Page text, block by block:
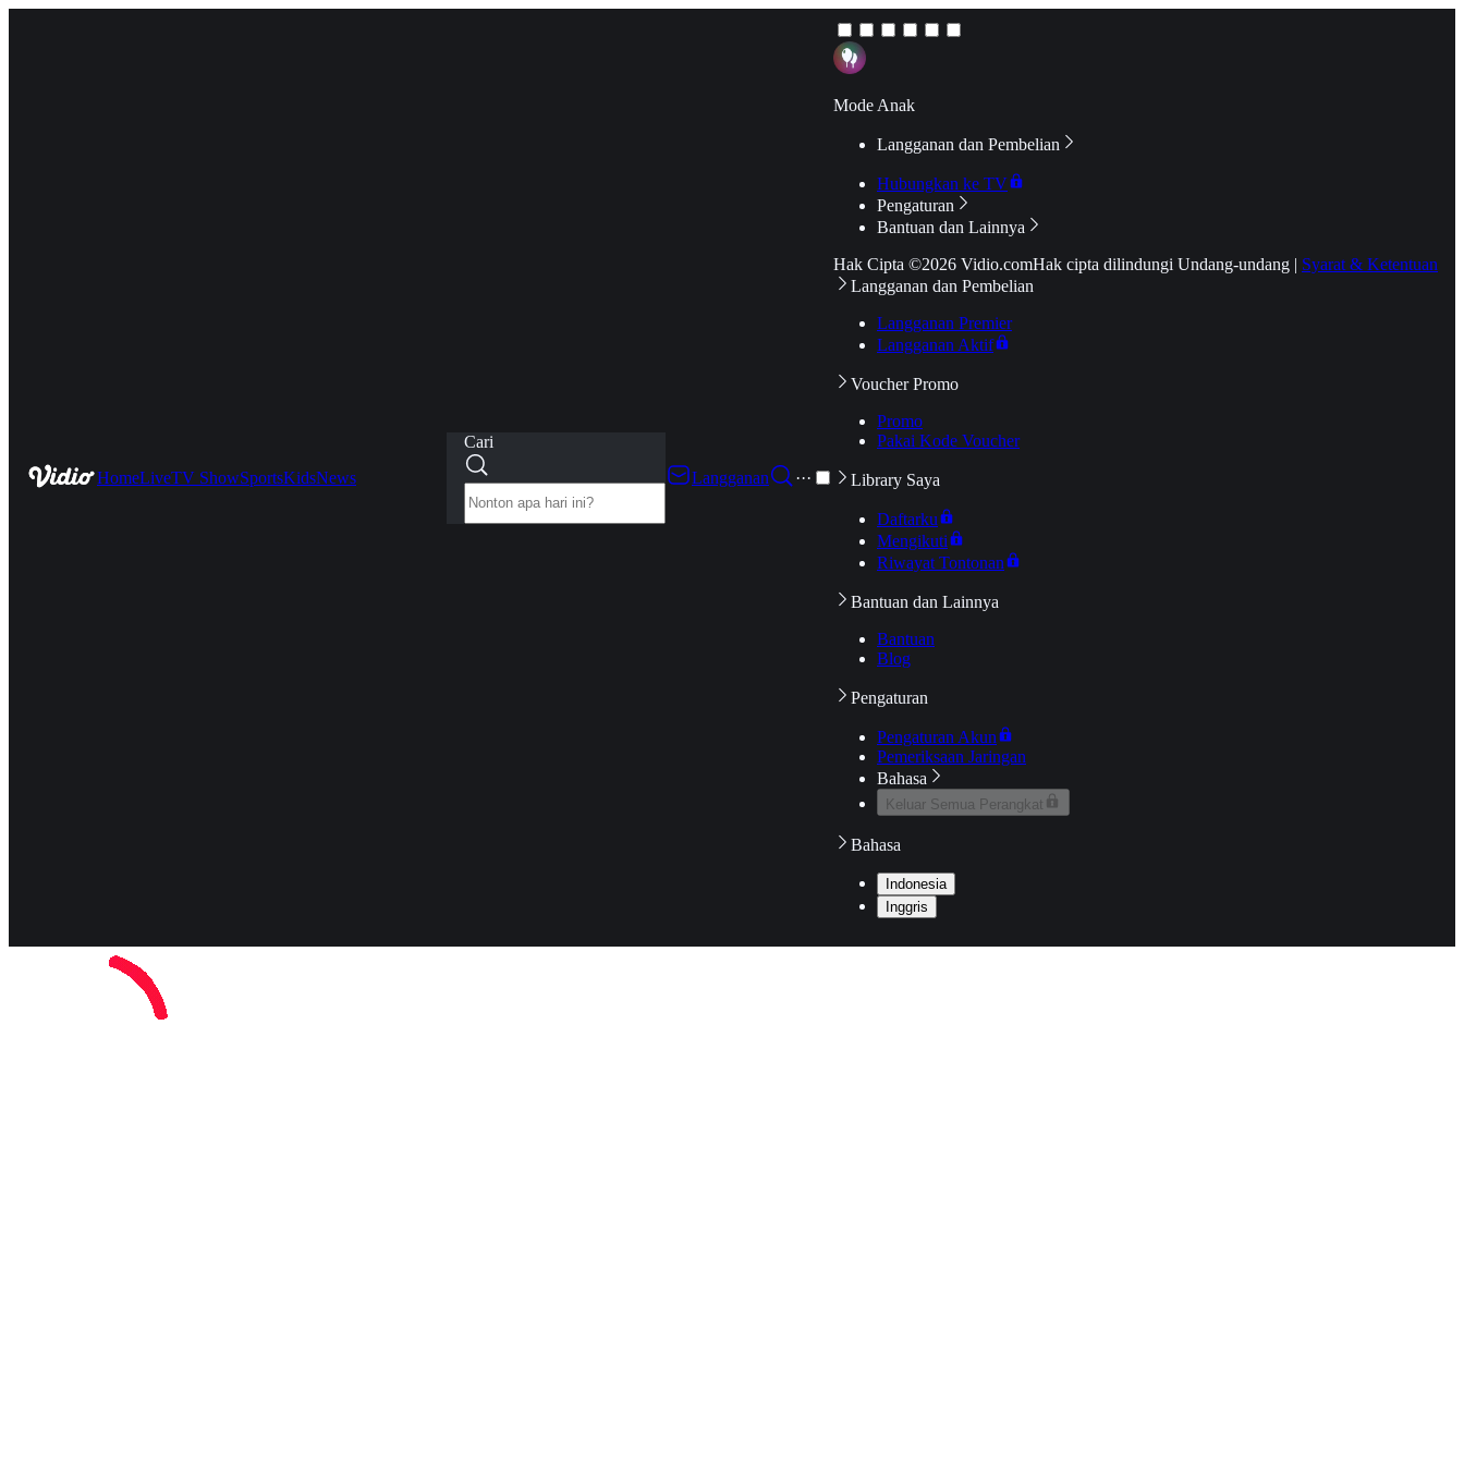
HomeLiveTV ShowSportsKidsNews
Cari
Langganan
···
Mode Anak
Langganan dan Pembelian
Hubungkan ke TV
Pengaturan
Bantuan dan Lainnya
Hak Cipta ©2026 Vidio.comHak cipta dilindungi Undang-undang | Syarat & Ketentuan
Langganan dan Pembelian
Langganan Premier
Langganan Aktif
Voucher Promo
Promo
Pakai Kode Voucher
Library Saya
Daftarku
Mengikuti
Riwayat Tontonan
Bantuan dan Lainnya
Bantuan
Blog
Pengaturan
Pengaturan Akun
Pemeriksaan Jaringan
Bahasa
Keluar Semua Perangkat
Bahasa
Indonesia
Inggris